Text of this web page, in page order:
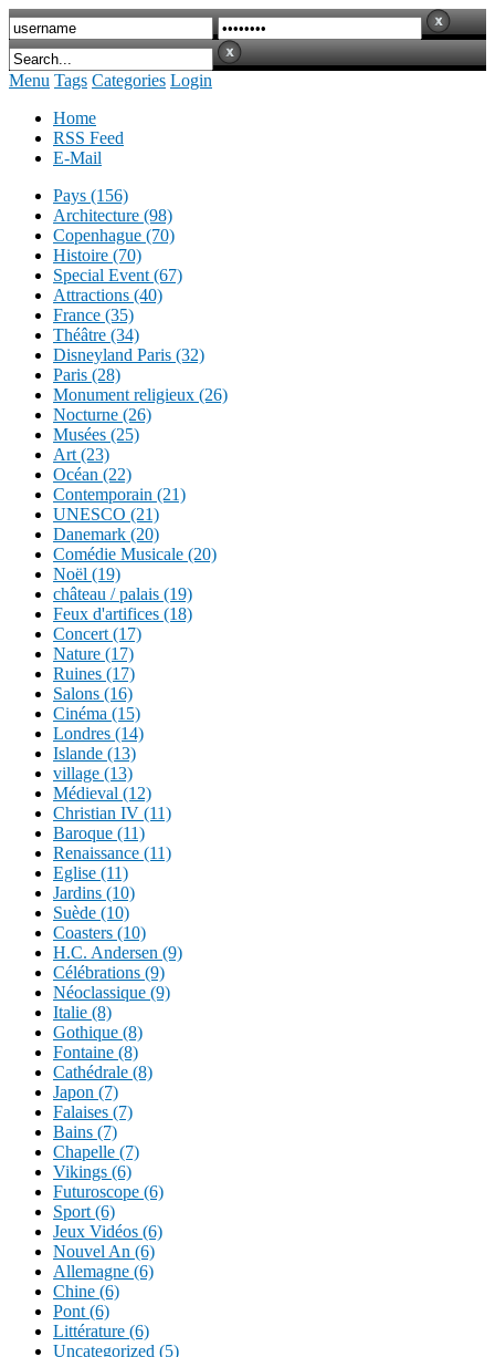
Menu Tags Categories Login
Home
RSS Feed
E-Mail
Pays (156)
Architecture (98)
Copenhague (70)
Histoire (70)
Special Event (67)
Attractions (40)
France (35)
Théâtre (34)
Disneyland Paris (32)
Paris (28)
Monument religieux (26)
Nocturne (26)
Musées (25)
Art (23)
Océan (22)
Contemporain (21)
UNESCO (21)
Danemark (20)
Comédie Musicale (20)
Noël (19)
château / palais (19)
Feux d'artifices (18)
Concert (17)
Nature (17)
Ruines (17)
Salons (16)
Cinéma (15)
Londres (14)
Islande (13)
village (13)
Médieval (12)
Christian IV (11)
Baroque (11)
Renaissance (11)
Eglise (11)
Jardins (10)
Suède (10)
Coasters (10)
H.C. Andersen (9)
Célébrations (9)
Néoclassique (9)
Italie (8)
Gothique (8)
Fontaine (8)
Cathédrale (8)
Japon (7)
Falaises (7)
Bains (7)
Chapelle (7)
Vikings (6)
Futuroscope (6)
Sport (6)
Jeux Vidéos (6)
Nouvel An (6)
Allemagne (6)
Chine (6)
Pont (6)
Littérature (6)
Uncategorized (5)